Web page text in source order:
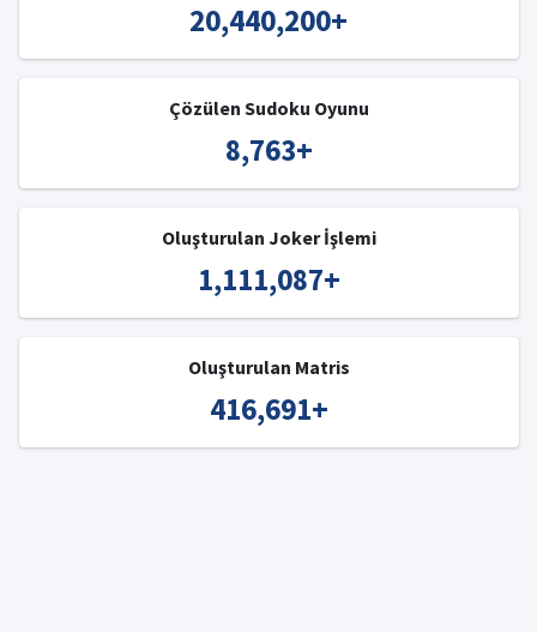
20,440,200+
Çözülen Sudoku Oyunu
8,763+
Oluşturulan Joker İşlemi
1,111,087+
Oluşturulan Matris
416,691+